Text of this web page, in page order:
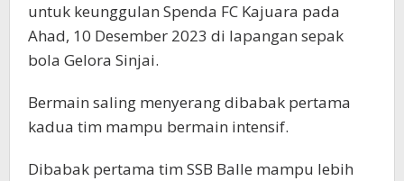
untuk keunggulan Spenda FC Kajuara pada
Ahad, 10 Desember 2023 di lapangan sepak
bola Gelora Sinjai.
Bermain saling menyerang dibabak pertama
kadua tim mampu bermain intensif.
Dibabak pertama tim SSB Balle mampu lebih